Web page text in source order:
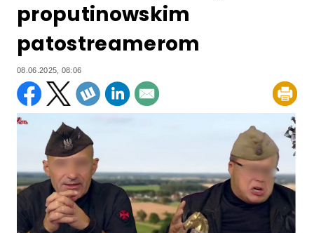
proputinowskim
patostreamerom
08.06.2025, 08:06